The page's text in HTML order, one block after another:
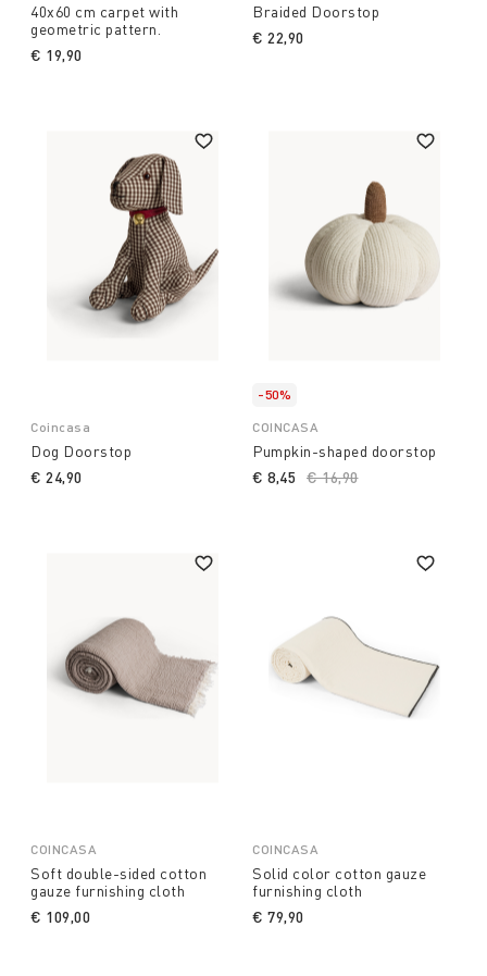
40x60 cm carpet with
geometric pattern.
€ 19,90
Braided Doorstop
€ 22,90
Coincasa
Dog Doorstop
€ 24,90
-50%
COINCASA
Pumpkin-shaped doorstop
Price reduced from
€ 16,90to
€ 8,45
COINCASA
Soft double-sided cotton
gauze furnishing cloth
€ 109,00
COINCASA
Solid color cotton gauze
furnishing cloth
€ 79,90